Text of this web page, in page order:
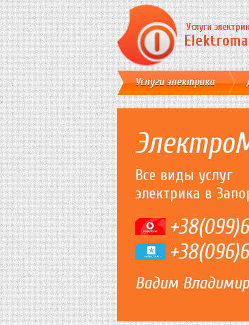
Услуги
Услуги электрика
Все виды услуг
электрика в
Вадим